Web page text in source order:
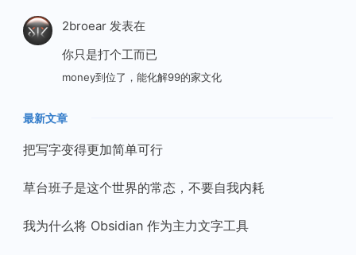
2broear发表在
你只是打个工而已
money到位了，能化解99的家文化
最新文章
把写字变得更加简单可行
草台班子是这个世界的常态，不要自我内耗
我为什么将 Obsidian 作为主力文字工具